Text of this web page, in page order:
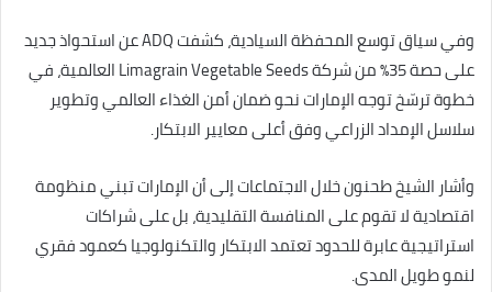
وفي سياق توسع المحفظة السيادية، كشفت ADQ عن استحواذ جديد
على حصة 35% من شركة Limagrain Vegetable Seeds العالمية، في
خطوة ترسّخ توجه الإمارات نحو ضمان أمن الغذاء العالمي وتطوير
سلاسل الإمداد الزراعي وفق أعلى معايير الابتكار.
وأشار الشيخ طحنون خلال الاجتماعات إلى أن الإمارات تبني منظومة
اقتصادية لا تقوم على المنافسة التقليدية، بل على شراكات
استراتيجية عابرة للحدود تعتمد الابتكار والتكنولوجيا كعمود فقري
لنمو طويل المدى.